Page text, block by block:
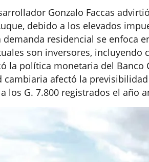
Gonzalo Faccas
debido a los elevados
demanda residencial se enfoca
son inversores, incluyendo
la política monetaria del Banco
cambiaria afectó la
los G. 7.800 registrados el año